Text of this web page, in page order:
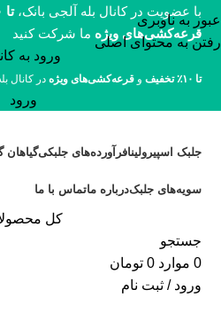
عبور به ناوبری
رفتن به محتوای اصلی
با عضویت در کانال بله آلجی بانک، تا ۱۰٪ تخفیف
قرعه‌کشی‌های ویژه ما شرکت کنید
ورود به
تا ۱۰٪ تخفیف و قرعه‌کشی‌های ویژه در کانال
ورود
جلبک اسپیرولینافرآورده‌های جلبکی
سویه‌های جلبکدرباره ماتماس با ما
کل
جستجو
0 موارد 0 تومان
ورود / ثبت نام